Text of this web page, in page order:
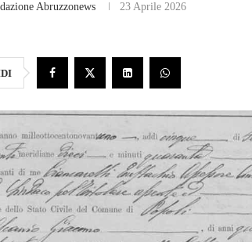
Abruzzonews 23 Aprile 2026